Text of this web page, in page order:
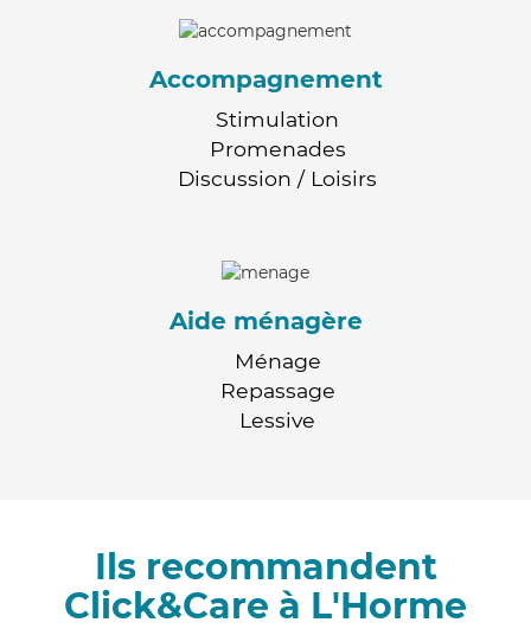
Accompagnement
Stimulation
Promenades
Discussion / Loisirs
Aide ménagère
Ménage
Repassage
Lessive
Ils recommandent
Click&Care à L'Horme